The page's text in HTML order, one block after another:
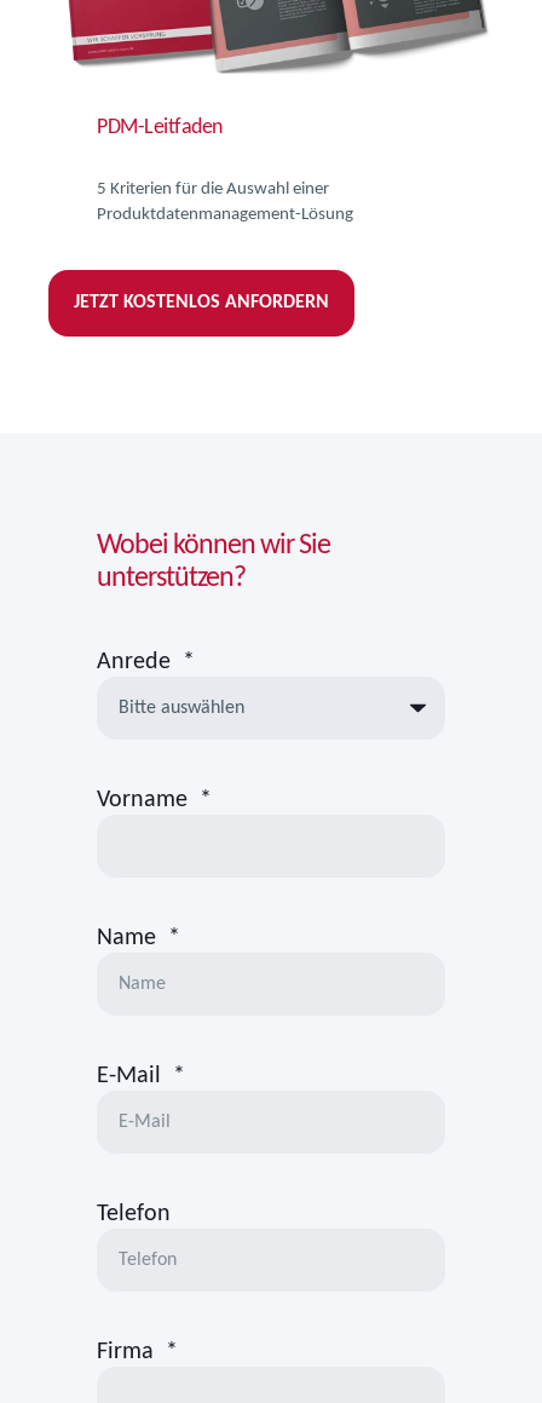
PDM-Leitfaden
5 Kriterien für die Auswahl einer
Produktdatenmanagement-Lösung
JETZT KOSTENLOS ANFORDERN
Wobei können wir Sie
unterstützen?
Anrede *
Vorname *
Name *
E-Mail *
Telefon
Firma *